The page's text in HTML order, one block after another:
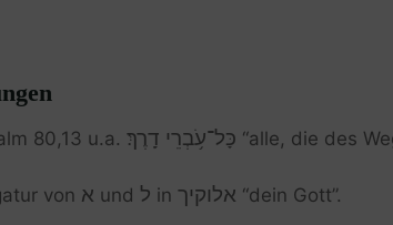
80,13 u.a. כָּל־עֹ֥בְרֵי דָֽרֶךְ׃ “alle, die des
von א und ל in אלוקיך “dein Gott”.